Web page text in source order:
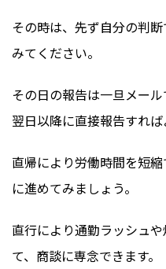
その時は、先ず自分の判
みてください。
その日の報告は一旦メール
翌日以降に直接報告すれば
直帰により労働時間を短
に進めてみましょう。
直行により通勤ラッシュ
て、商談に専念できます。